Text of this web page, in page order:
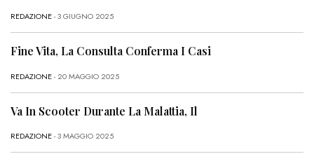
REDAZIONE- 3 GIUGNO 2025
Fine Vita, La Consulta Conferma I Casi
REDAZIONE- 20 MAGGIO 2025
Va In Scooter Durante La Malattia, Il
REDAZIONE- 3 MAGGIO 2025